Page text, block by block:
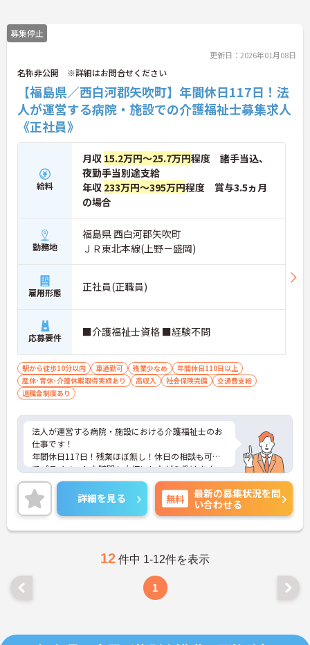
募集停止
更新日：2026年01月08日
名称非公開 ※詳細はお問合せください
【福島県／西白河郡矢吹町】年間休日117日！法
人が運営する病院・施設での介護福祉士募集求人
《正社員》
給料
月収 15.2万円～25.7万円程度 諸手当込、
夜勤手当別途支給
年収 233万円～395万円程度 賞与3.5ヵ月
の場合
勤務地
福島県 西白河郡矢吹町
ＪＲ東北本線(上野－盛岡)
雇用形態 正社員(正職員)
応募要件 ■介護福祉士資格 ■経験不問
駅から徒歩10分以内 車通勤可 残業少なめ
年間休日110日以上
産休･育休･介護休暇取得実績あり
高収入 社会保険完備
交通費支給
退職金制度あり
法人が運営する病院・施設における介護福祉士のお
仕事です！
年間休日117日！残業ほぼ無し！休日の相談も可能
でプライベートな時間も大切にしながら働けます。
ご興味ある方には、面接のポイントなど、さらに詳
細をお話致しますのでお気軽にご相談ください。
詳細を見る 無料
最新の募集状況を問
い合わせる
12 件中 1-12件を表示
1